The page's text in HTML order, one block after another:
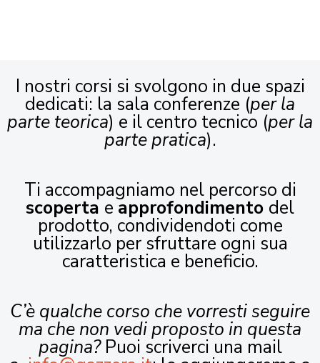
I nostri corsi si svolgono in due spazi
dedicati: la sala conferenze (per la
parte teorica) e il centro tecnico (per la
parte pratica).
Ti accompagniamo nel percorso di
scoperta e approfondimento del
prodotto, condividendoti come
utilizzarlo per sfruttare ogni sua
caratteristica e beneficio.
C’è qualche corso che vorresti seguire
ma che non vedi proposto in questa
pagina?Puoi scriverci una mail